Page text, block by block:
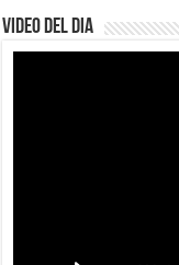
Video del dia